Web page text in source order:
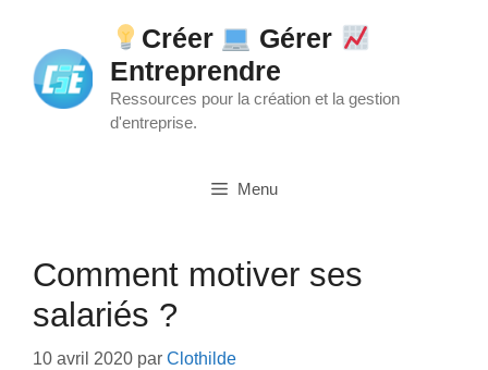
contenu
Créer
Gérer
Entreprendre
Ressources pour la création et la gestion
d'entreprise.
Menu
Comment motiver ses
salariés ?
10 avril 2020 par Clothilde